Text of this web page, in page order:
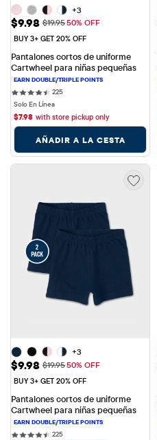
+3
Precio de venta: $9.98
$9.98 Precio original: $19.95
$19.9550% OFF
BUY 3+ GET 20% OFF
Pantalones cortos de uniforme
Cartwheel para niñas pequeñas
225225 reviews
Solo En Línea
$7.98 with store pickup only
AÑADIR A LA CESTA
+3
Precio de venta: $9.98
$9.98 Precio original: $19.95
$19.9550% OFF
BUY 3+ GET 20% OFF
Pantalones cortos de uniforme
Cartwheel para niñas pequeñas
225225 reviews